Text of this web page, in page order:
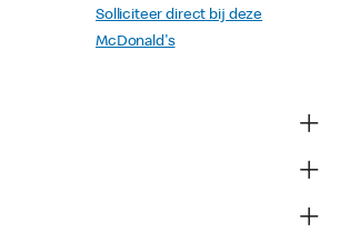
Solliciteer direct bij deze
McDonald's